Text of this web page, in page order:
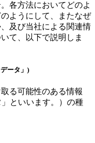
各方法においてどのよ
ようにして、またなぜ
及び当社による関連情
て、以下で説明しま
ータ」)
る可能性のある情報
」といいます。）の種